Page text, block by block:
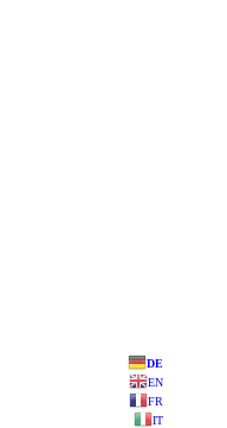
DE
EN
FR
IT